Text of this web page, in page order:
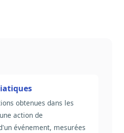
obtenues dans les
action de
événement, mesurées